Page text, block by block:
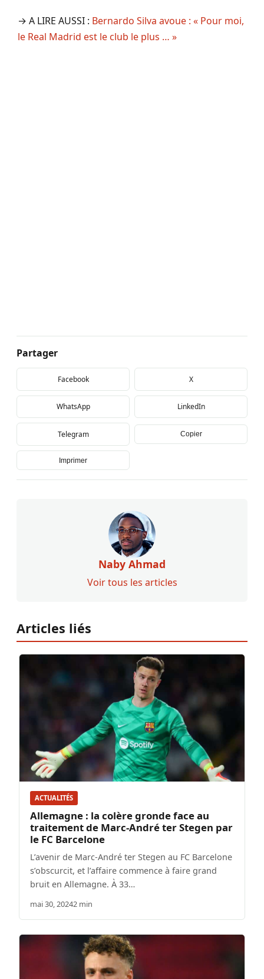
→ A LIRE AUSSI : Bernardo Silva avoue : « Pour moi,
le Real Madrid est le club le plus … »
Partager
Facebook X
WhatsApp LinkedIn
Telegram Copier
Imprimer
Naby Ahmad
Voir tous les articles
Articles liés
ACTUALITÉS
Allemagne : la colère gronde face au
traitement de Marc-André ter Stegen par
le FC Barcelone
L’avenir de Marc-André ter Stegen au FC Barcelone
s’obscurcit, et l’affaire commence à faire grand
bruit en Allemagne. À 33…
mai 30, 20242 min